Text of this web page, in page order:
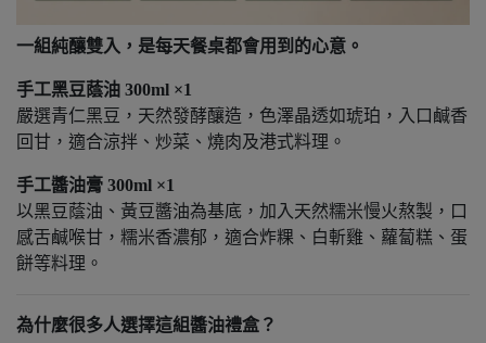
一組純釀雙入，是每天餐桌都會用到的心意。
手工黑豆蔭油 300ml ×1
嚴選青仁黑豆，天然發酵釀造，色澤晶透如琥珀，入口鹹香
回甘，適合涼拌、炒菜、燒肉及港式料理。
手工醬油膏 300ml ×1
以黑豆蔭油、黃豆醬油為基底，加入天然糯米慢火熬製，口
感舌鹹喉甘，糯米香濃郁，適合炸粿、白斬雞、蘿蔔糕、蛋
餅等料理。
為什麼很多人選擇這組醬油禮盒？